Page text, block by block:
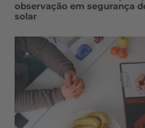
observação em segurança
solar